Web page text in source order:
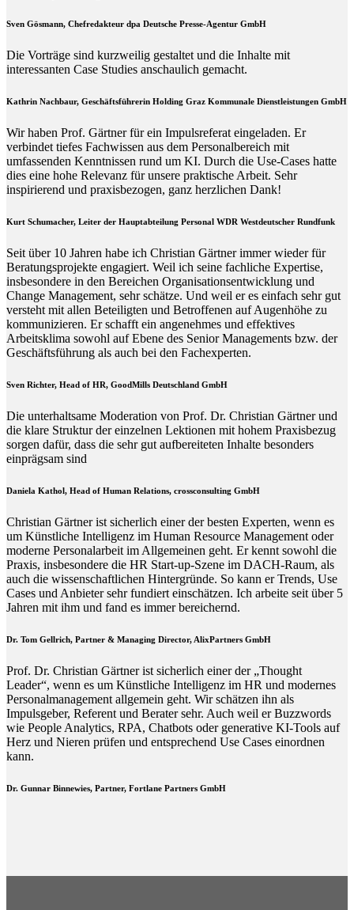
Sven Gösmann, Chefredakteur dpa Deutsche Presse-Agentur GmbH
Die Vorträge sind kurzweilig gestaltet und die Inhalte mit
interessanten Case Studies anschaulich gemacht.
Kathrin Nachbaur, Geschäftsführerin Holding Graz Kommunale Dienstleistungen GmbH
Wir haben Prof. Gärtner für ein Impulsreferat eingeladen. Er
verbindet tiefes Fachwissen aus dem Personalbereich mit
umfassenden Kenntnissen rund um KI. Durch die Use-Cases hatte
dies eine hohe Relevanz für unsere praktische Arbeit. Sehr
inspirierend und praxisbezogen, ganz herzlichen Dank!
Kurt Schumacher, Leiter der Hauptabteilung Personal WDR Westdeutscher Rundfunk
Seit über 10 Jahren habe ich Christian Gärtner immer wieder für
Beratungsprojekte engagiert. Weil ich seine fachliche Expertise,
insbesondere in den Bereichen Organisationsentwicklung und
Change Management, sehr schätze. Und weil er es einfach sehr gut
versteht mit allen Beteiligten und Betroffenen auf Augenhöhe zu
kommunizieren. Er schafft ein angenehmes und effektives
Arbeitsklima sowohl auf Ebene des Senior Managements bzw. der
Geschäftsführung als auch bei den Fachexperten.
Sven Richter, Head of HR, GoodMills Deutschland GmbH
Die unterhaltsame Moderation von Prof. Dr. Christian Gärtner und
die klare Struktur der einzelnen Lektionen mit hohem Praxisbezug
sorgen dafür, dass die sehr gut aufbereiteten Inhalte besonders
einprägsam sind
Daniela Kathol, Head of Human Relations, crossconsulting GmbH
Christian Gärtner ist sicherlich einer der besten Experten, wenn es
um Künstliche Intelligenz im Human Resource Management oder
moderne Personalarbeit im Allgemeinen geht. Er kennt sowohl die
Praxis, insbesondere die HR Start-up-Szene im DACH-Raum, als
auch die wissenschaftlichen Hintergründe. So kann er Trends, Use
Cases und Anbieter sehr fundiert einschätzen. Ich arbeite seit über 5
Jahren mit ihm und fand es immer bereichernd.
Dr. Tom Gellrich, Partner & Managing Director, AlixPartners GmbH
Prof. Dr. Christian Gärtner ist sicherlich einer der „Thought
Leader“, wenn es um Künstliche Intelligenz im HR und modernes
Personalmanagement allgemein geht. Wir schätzen ihn als
Impulsgeber, Referent und Berater sehr. Auch weil er Buzzwords
wie People Analytics, RPA, Chatbots oder generative KI-Tools auf
Herz und Nieren prüfen und entsprechend Use Cases einordnen
kann.
Dr. Gunnar Binnewies, Partner, Fortlane Partners GmbH